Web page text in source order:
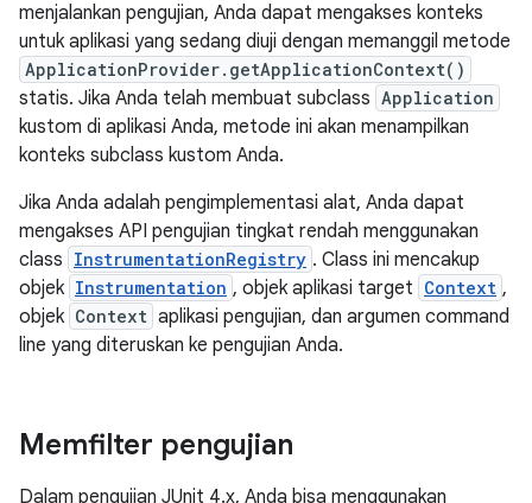
menjalankan pengujian, Anda dapat mengakses konteks
untuk aplikasi yang sedang diuji dengan memanggil metode
ApplicationProvider.getApplicationContext()
statis. Jika Anda telah membuat subclass Application
kustom di aplikasi Anda, metode ini akan menampilkan
konteks subclass kustom Anda.
Jika Anda adalah pengimplementasi alat, Anda dapat
mengakses API pengujian tingkat rendah menggunakan
class InstrumentationRegistry . Class ini mencakup
objek Instrumentation , objek aplikasi target Context ,
objek Context aplikasi pengujian, dan argumen command
line yang diteruskan ke pengujian Anda.
Memfilter pengujian
Dalam pengujian JUnit 4.x, Anda bisa menggunakan